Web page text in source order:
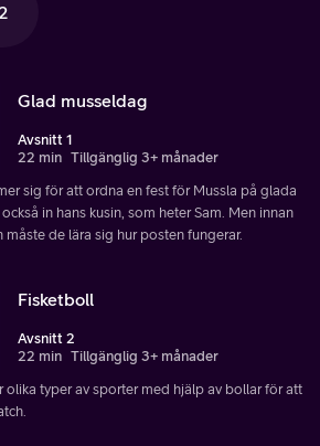
2
Glad musseldag
Avsnitt 1
22 min Tillgänglig 3+ månader
sig för att ordna en fest för Mussla på glada
in hans kusin, som heter Sam. Men innan
måste de lära sig hur posten fungerar.
Fisketboll
Avsnitt 2
22 min Tillgänglig 3+ månader
olika typer av sporter med hjälp av bollar för att